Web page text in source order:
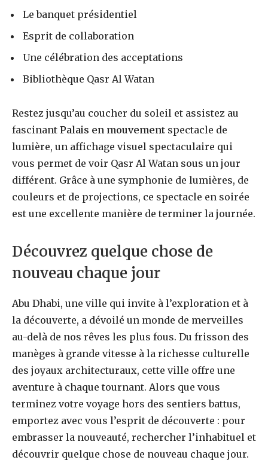
Le banquet présidentiel
Esprit de collaboration
Une célébration des acceptations
Bibliothèque Qasr Al Watan
Restez jusqu’au coucher du soleil et assistez au
fascinant Palais en mouvement spectacle de
lumière, un affichage visuel spectaculaire qui
vous permet de voir Qasr Al Watan sous un jour
différent. Grâce à une symphonie de lumières, de
couleurs et de projections, ce spectacle en soirée
est une excellente manière de terminer la journée.
Découvrez quelque chose de
nouveau chaque jour
Abu Dhabi, une ville qui invite à l’exploration et à
la découverte, a dévoilé un monde de merveilles
au-delà de nos rêves les plus fous. Du frisson des
manèges à grande vitesse à la richesse culturelle
des joyaux architecturaux, cette ville offre une
aventure à chaque tournant. Alors que vous
terminez votre voyage hors des sentiers battus,
emportez avec vous l’esprit de découverte : pour
embrasser la nouveauté, rechercher l’inhabituel et
découvrir quelque chose de nouveau chaque jour.